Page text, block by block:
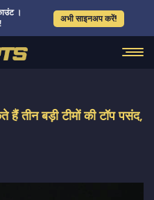
।
अभी साइनअप करें!
तीन बड़ी टीमों की टॉप पसंद,